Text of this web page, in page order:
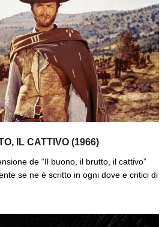
IL CATTIVO (1966)
de “Il buono, il brutto, il cattivo”
se ne è scritto in ogni dove e critici di